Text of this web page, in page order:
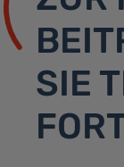
SIE